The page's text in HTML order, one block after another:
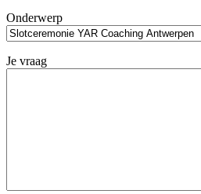
Onderwerp
Je vraag